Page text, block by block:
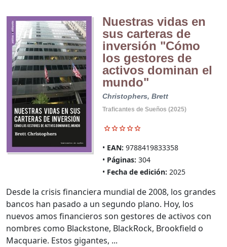
Nuestras vidas en
sus carteras de
inversión "Cómo
los gestores de
activos dominan el
mundo"
Christophers, Brett
Traficantes de Sueños (2025)
EAN: 9788419833358
Páginas: 304
Fecha de edición: 2025
Desde la crisis financiera mundial de 2008, los grandes
bancos han pasado a un segundo plano. Hoy, los
nuevos amos financieros son gestores de activos con
nombres como Blackstone, BlackRock, Brookfield o
Macquarie. Estos gigantes, ...